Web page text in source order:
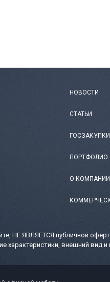
НОВОСТИ
СТАТЬИ
ГОСЗАКУПКИ
ПОРТФОЛИО
О КОМПАНИИ
НЕ ЯВЛЯЕТСЯ публичной
характеристики, внешний